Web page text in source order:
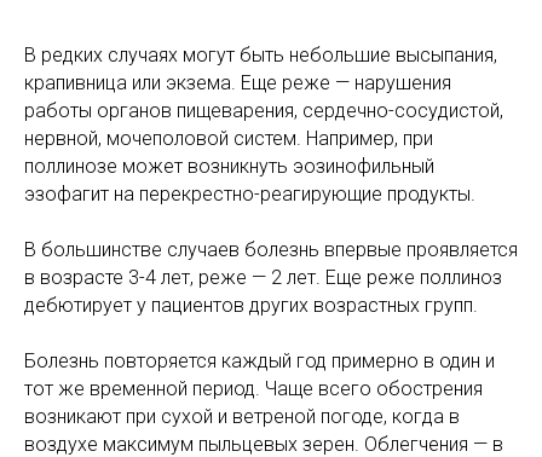
В редких случаях могут быть небольшие высыпания,
крапивница или экзема. Еще реже — нарушения
работы органов пищеварения, сердечно-сосудистой,
нервной, мочеполовой систем. Например, при
поллинозе может возникнуть эозинофильный
эзофагит на перекрестно-реагирующие продукты.
В большинстве случаев болезнь впервые проявляется
в возрасте 3-4 лет, реже — 2 лет. Еще реже поллиноз
дебютирует у пациентов других возрастных групп.
Болезнь повторяется каждый год примерно в один и
тот же временной период. Чаще всего обострения
возникают при сухой и ветреной погоде, когда в
воздухе максимум пыльцевых зерен. Облегчения — в